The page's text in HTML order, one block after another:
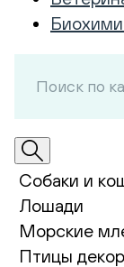
Собаки и
Лошади
Морские
Птицы